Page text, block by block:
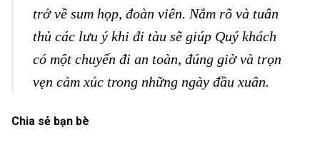
trở về sum họp, đoàn viên. Nắm rõ và tuân
thủ các lưu ý khi đi tàu sẽ giúp Quý khách
có một chuyến đi an toàn, đúng giờ và trọn
vẹn cảm xúc trong những ngày đầu xuân.
Chia sẻ bạn bè